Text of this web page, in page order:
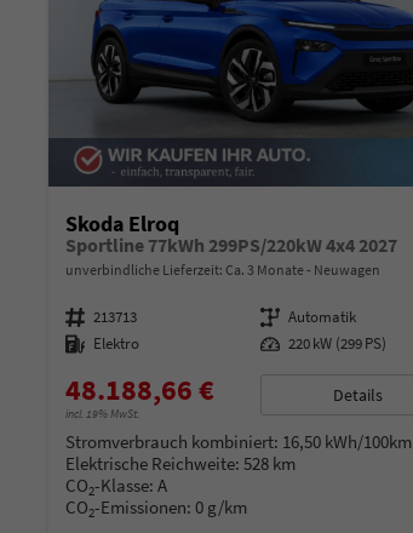
Skoda Elroq
Sportline 77kWh 299PS/220kW 4x4 2027
unverbindliche Lieferzeit: Ca. 3 Monate Neuwagen
Fahrzeugnummer 213713 Getriebe Automatik
Kraftstoff Elektro Leistung 220 kW (299 PS)
48.188,66 €
incl. 19% MwSt.
Details
Stromverbrauch kombiniert: 16,50 kWh/100km
Elektrische Reichweite: 528 km
CO2-Klasse: A
CO2-Emissionen: 0 g/km